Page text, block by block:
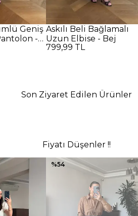
Geniş
-
Askılı Beli Bağlamalı
Uzun Elbise - Bej
799,99 TL
Son Ziyaret Edilen Ürünler
Fiyatı Düşenler !!
%54